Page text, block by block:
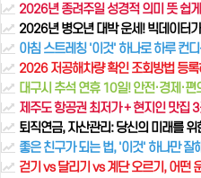
2026년 종려주일 성경적 의미 뜻 쉽
2026년 병오년 대박 운세! 빅데이터
아침 스트레칭 '이것' 하나로 하루 컨디션이
2026 저공해차량 확인 조회방법 등
대구시 추석 연휴 10일! 안전·경제·
제주도 항공권 최저가 + 현지인 맛집
퇴직연금, 자산관리: 당신의 미래를 위
좋은 친구가 되는 법, '이것' 하나만 잘해
걷기 vs 달리기 vs 계단 오르기, 어떤 운동이